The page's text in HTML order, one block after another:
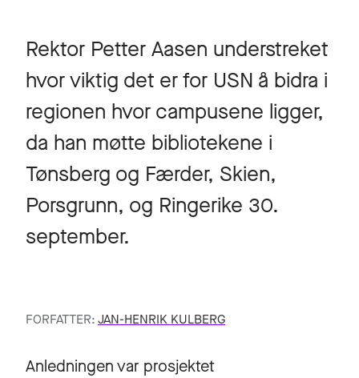
Rektor Petter Aasen understreket
hvor viktig det er for USN å bidra i
regionen hvor campusene ligger,
da han møtte bibliotekene i
Tønsberg og Færder, Skien,
Porsgrunn, og Ringerike 30.
september.
FORFATTER:JAN-HENRIK KULBERG
Anledningen var prosjektet